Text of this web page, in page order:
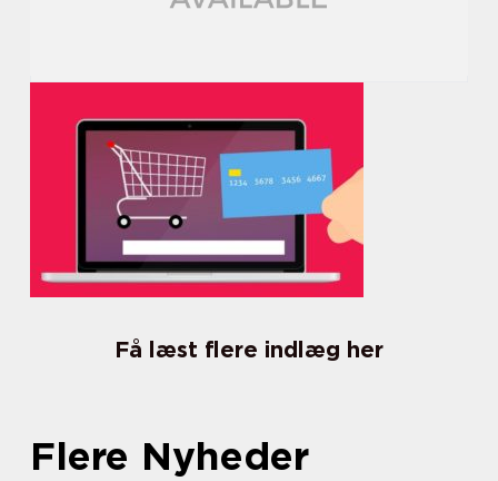
Få læst flere indlæg her
Flere Nyheder